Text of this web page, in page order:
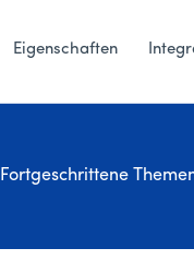
Eigenschaften
Fortgeschrittene